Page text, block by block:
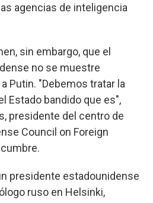
agencias de inteligencia
sin embargo, que el
no se muestre
Putin. "Debemos tratar la
Estado bandido que es",
presidente del centro de
Council on Foreign
presidente estadounidense
ruso en Helsinki,